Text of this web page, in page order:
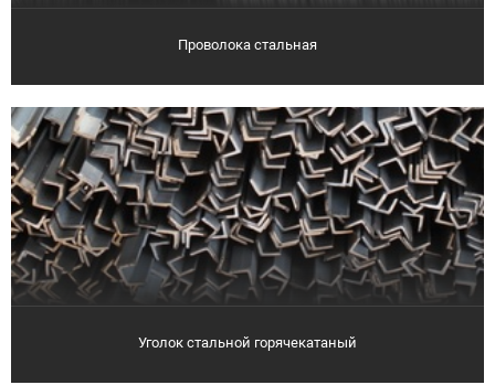
Проволока стальная
Уголок стальной горячекатаный